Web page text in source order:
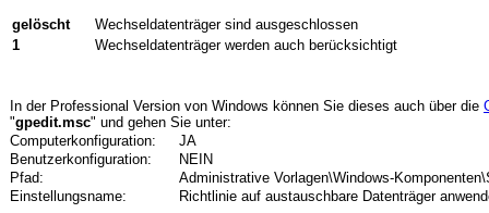
gelöscht
Wechseldatenträger sind ausgeschlossen
1
Wechseldatenträger werden auch berücksichtigt
In der Professional Version von Windows können Sie dieses auch über die
"gpedit.msc" und gehen Sie unter:
Computerkonfiguration:
JA
Benutzerkonfiguration:
NEIN
Pfad:
Administrative Vorlagen\Windows-
Einstellungsname:
Richtlinie auf austauschbare Datenträger